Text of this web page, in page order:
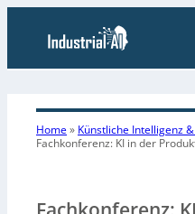
Home» Künstliche Intelligenz
Fachkonferenz: KI in der